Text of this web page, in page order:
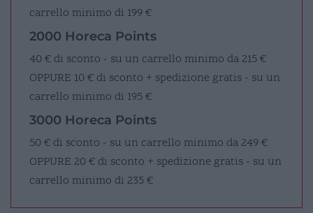
carrello minimo di 199 €
2000 Horeca Points
40 € di sconto - su un carrello minimo da 215 €
OPPURE 10 € di sconto + spedizione gratis - su un
carrello minimo di 195 €
3000 Horeca Points
50 € di sconto - su un carrello minimo da 249 €
OPPURE 20 € di sconto + spedizione gratis - su un
carrello minimo di 235 €